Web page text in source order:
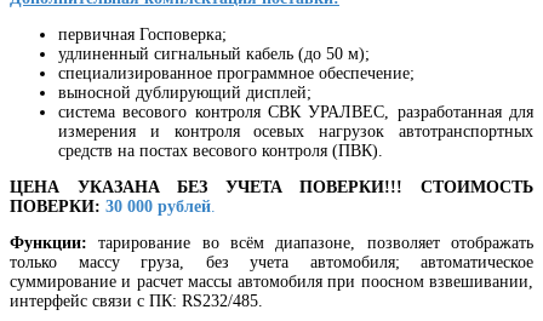
первичная Госповерка;
удлиненный сигнальный кабель (до 50 м);
специализированное программное обеспечение;
выносной дублирующий дисплей;
система весового контроля СВК УРАЛВЕС, разработанная для
измерения и контроля осевых нагрузок автотранспортных
средств на постах весового контроля (ПВК).
ЦЕНА УКАЗАНА БЕЗ УЧЕТА ПОВЕРКИ!!! СТОИМОСТЬ
ПОВЕРКИ: 30 000 рублей.
Функции:тарирование во всём диапазоне, позволяет отображать
только массу груза, без учета автомобиля; автоматическое
суммирование и расчет массы автомобиля при поосном взвешивании,
интерфейс связи с ПК: RS232/485.